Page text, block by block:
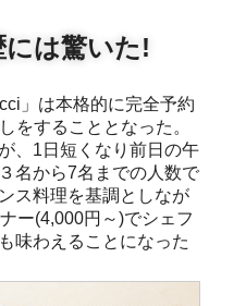
は驚いた!
をすることとなった。
、1日短くなり前日の午
名から7名までの人数で
ス料理を基調としなが
ー(4,000円～)でシェフ
味わえることになった